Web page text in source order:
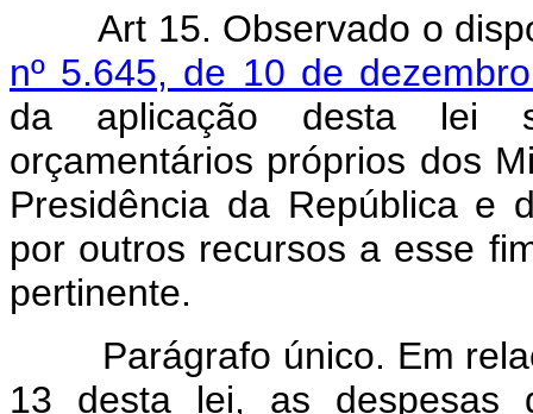
Art 15. Observado o
nº 5.645, de 10 de
da aplicação desta lei
orçamentários próprios dos
Presidência da República e
por outros recursos a esse
pertinente.
Parágrafo único. Em
13 desta lei, as despesas